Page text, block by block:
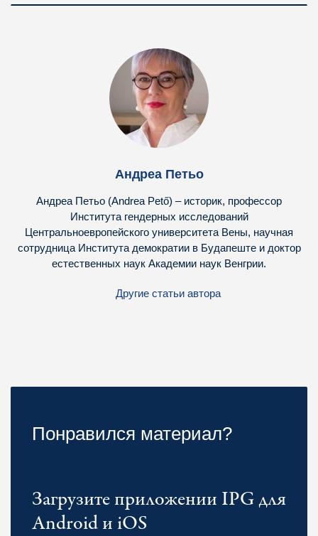
Андреа Петьо
Андреа Петьо (Andrea Pető) – историк, профессор
Института гендерных исследований
Центральноевропейского университета Вены, научная
сотрудница Института демократии в Будапеште и доктор
естественных наук Академии наук Венгрии.
Другие статьи автора
Понравился материал?
Загрузите приложении IPG для
Android и iOS